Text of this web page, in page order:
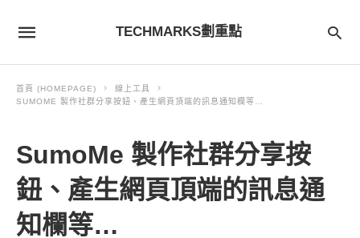
TECHMARKS劃重點
首頁 (HOMEPAGE)
線上工具
SUMOME 製作社群分享按鈕、產生網頁頂端的訊息通知欄等…
SumoMe 製作社群分享按
鈕、產生網頁頂端的訊息通
知欄等…